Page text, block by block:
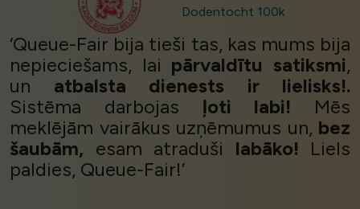
Dodentocht 100k
‘Queue-Fair bija tieši tas, kas mums bija
nepieciešams, lai pārvaldītu satiksmi,
un atbalsta dienests ir lielisks!.
Sistēma darbojas ļoti labi! Mēs
meklējām vairākus uzņēmumus un, bez
šaubām, esam atraduši labāko! Liels
paldies, Queue-Fair!’